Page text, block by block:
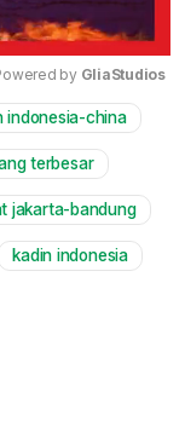
Mute
by GliaStudios
indonesia-china
terbesar
jakarta-bandung
kadin indonesia